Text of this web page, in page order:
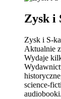
Zysk i
Zysk i S-
Aktualnie
Wydaje
science-
audiobooki.